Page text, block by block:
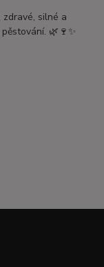
zdravé, silné a
🌿🍷✨